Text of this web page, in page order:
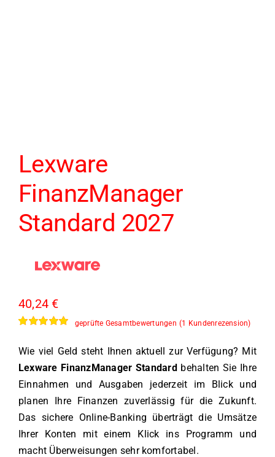
Lexware
FinanzManager
Standard 2027
40,24 €
mit
5.00
von
5, basierend
auf
geprüfte Gesamtbewertungen (1 Kundenrezension)
Wie viel Geld steht Ihnen aktuell zur Verfügung? Mit
Lexware FinanzManager Standardbehalten Sie Ihre
Einnahmen und Ausgaben jederzeit im Blick und
planen Ihre Finanzen zuverlässig für die Zukunft.
Das sichere Online-Banking überträgt die Umsätze
Ihrer Konten mit einem Klick ins Programm und
macht Überweisungen sehr komfortabel.